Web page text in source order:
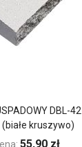
DBL-
(białe kruszywo)
55,90 zł